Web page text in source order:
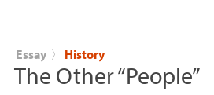
Essay 〉 History
The Other “People”